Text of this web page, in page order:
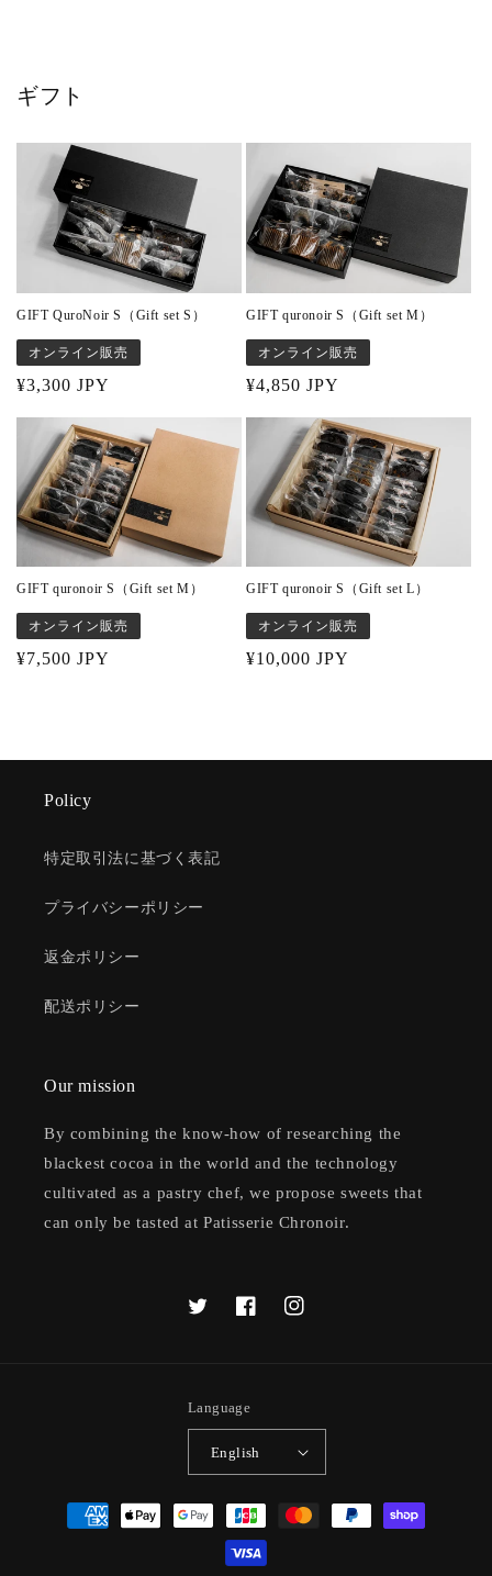
ギフト
GIFT QuroNoir S（Gift set S）
オンライン販売
Regular
¥3,300 JPY
GIFT quronoir S（Gift set M）
オンライン販売
Regular
¥4,850 JPY
GIFT quronoir S（Gift set M）
オンライン販売
Regular
¥7,500 JPY
GIFT quronoir S（Gift set L）
オンライン販売
Regular
¥10,000 JPY
Policy
特定取引法に基づく表記
プライバシーポリシー
返金ポリシー
配送ポリシー
Our mission
By combining the know-how of researching the
blackest cocoa in the world and the technology
cultivated as a pastry chef, we propose sweets that
can only be tasted at Patisserie Chronoir.
TwitterFacebookInstagram
Language
English
Payment
methods